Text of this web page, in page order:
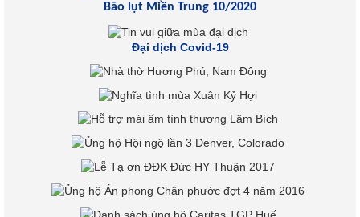
Bão lụt Miền Trung 10/2020
Đại dịch Covid-19